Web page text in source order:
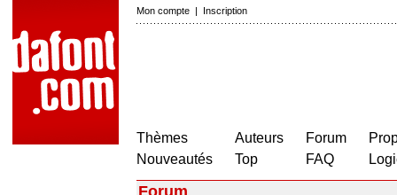
Mon compte | Inscription
Thèmes
Nouveautés
Auteurs
Top
Forum
FAQ
Forum